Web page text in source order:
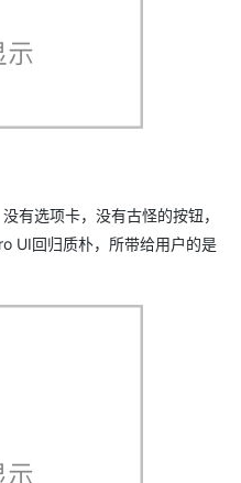
有选项卡，没有古怪的按钮，
UI回归质朴，所带给用户的是